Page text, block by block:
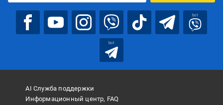
bot
bot
AI Служба поддержки
Информационный центр, FAQ